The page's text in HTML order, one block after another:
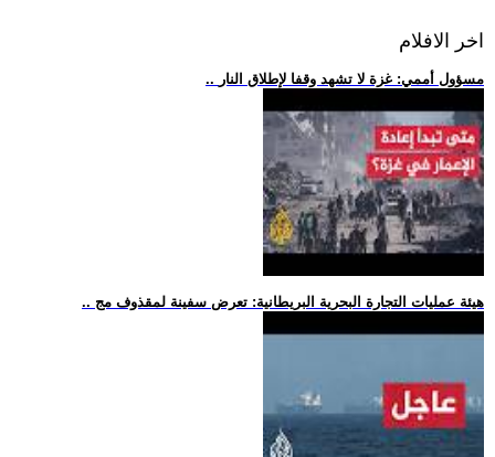
اخر الافلام
.. مسؤول أممي: غزة لا تشهد وقفا لإطلاق النار
.. هيئة عمليات التجارة البحرية البريطانية: تعرض سفينة لمقذوف مج